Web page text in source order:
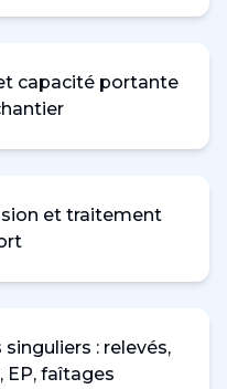
capacité portante
et traitement
: relevés,
EP, faîtages